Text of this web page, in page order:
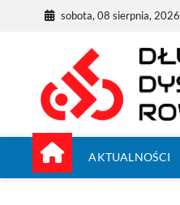
sobota, 08 sierpnia, 2026
AKTUALNOŚCI